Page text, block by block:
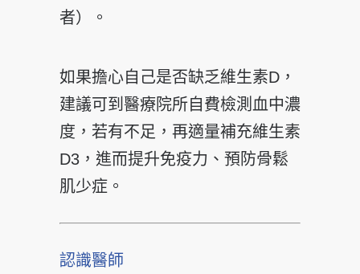
者）。
如果擔心自己是否缺乏維生素D，
建議可到醫療院所自費檢測血中濃
度，若有不足，再適量補充維生素
D3，進而提升免疫力、預防骨鬆
肌少症。
認識醫師